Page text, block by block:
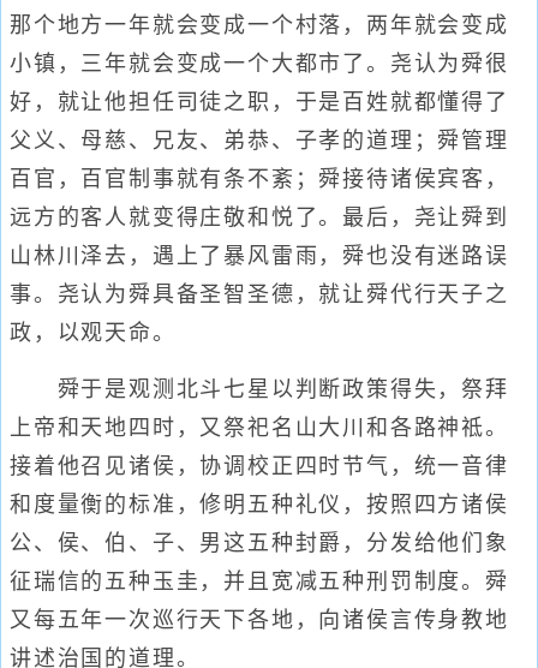
那个地方一年就会变成一个村落，两年就会变成
小镇，三年就会变成一个大都市了。尧认为舜很
好，就让他担任司徒之职，于是百姓就都懂得了
父义、母慈、兄友、弟恭、子孝的道理；舜管理
百官，百官制事就有条不紊；舜接待诸侯宾客，
远方的客人就变得庄敬和悦了。最后，尧让舜到
山林川泽去，遇上了暴风雷雨，舜也没有迷路误
事。尧认为舜具备圣智圣德，就让舜代行天子之
政，以观天命。
舜于是观测北斗七星以判断政策得失，祭拜
上帝和天地四时，又祭祀名山大川和各路神祗。
接着他召见诸侯，协调校正四时节气，统一音律
和度量衡的标准，修明五种礼仪，按照四方诸侯
公、侯、伯、子、男这五种封爵，分发给他们象
征瑞信的五种玉圭，并且宽减五种刑罚制度。舜
又每五年一次巡行天下各地，向诸侯言传身教地
讲述治国的道理。